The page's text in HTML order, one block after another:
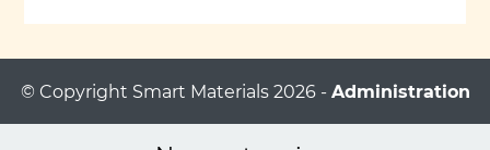
© Copyright Smart Materials 2026 - Administration